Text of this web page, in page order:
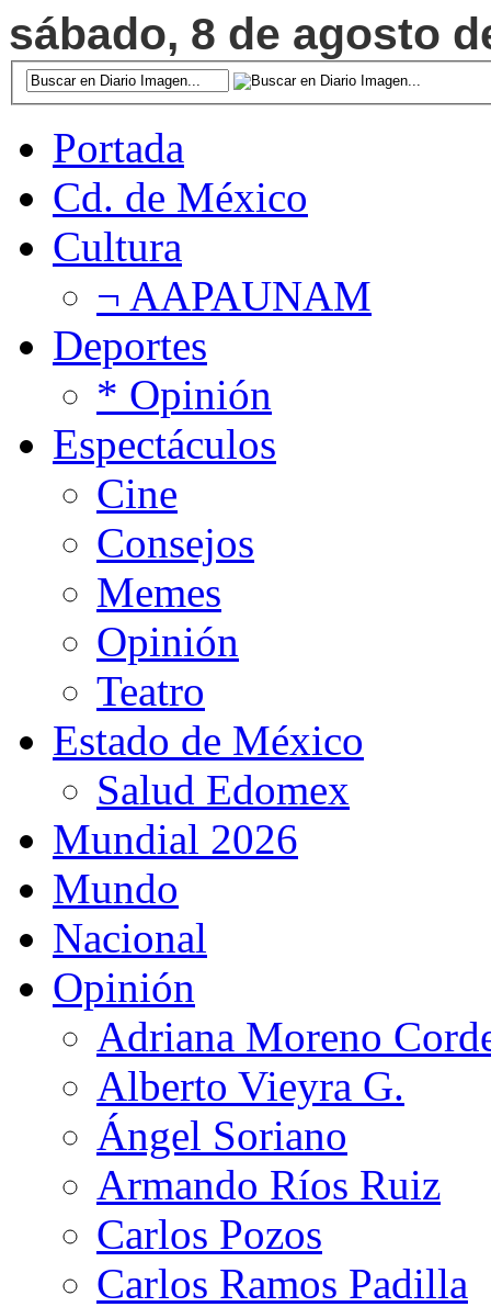
sábado, 8 de agosto
Portada
Cd. de México
Cultura
¬ AAPAUNAM
Deportes
* Opinión
Espectáculos
Cine
Consejos
Memes
Opinión
Teatro
Estado de México
Salud Edomex
Mundial 2026
Mundo
Nacional
Opinión
Adriana Moreno
Alberto Vieyra G.
Ángel Soriano
Armando Ríos Ruiz
Carlos Pozos
Carlos Ramos Padilla